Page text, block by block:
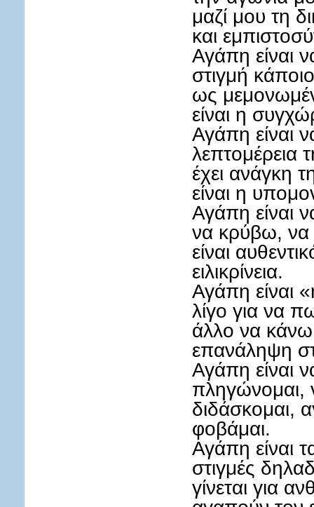
μαζί μου τη
και
Αγάπη είναι
στιγμή
ως
είναι η
Αγάπη είναι
λεπτομέρεια
έχει ανάγκη
είναι η
Αγάπη είναι
να κρύβω, να
είναι
ειλικρίνεια.
Αγάπη είναι
λίγο για να
άλλο να
επανάληψη
Αγάπη είναι
πληγώνομαι,
διδάσκομαι,
φοβάμαι.
Αγάπη είναι
στιγμές
γίνεται για